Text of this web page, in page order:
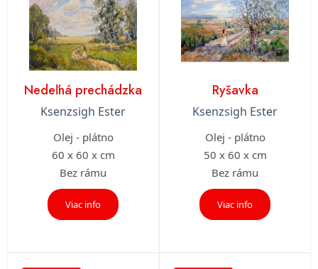
Nedeľná prechádzka
Ksenzsigh Ester
Olej - plátno
60 x 60 x cm
Bez rámu
Viac info
Ryšavka
Ksenzsigh Ester
Olej - plátno
50 x 60 x cm
Bez rámu
Viac info